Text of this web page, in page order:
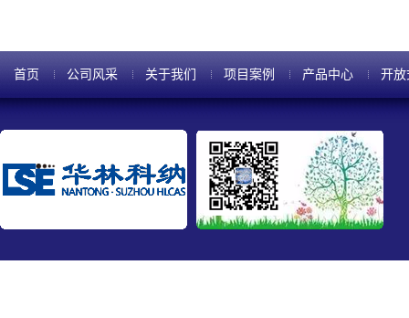
首页 公司风采 关于我们 项目案例 产品中心 开放